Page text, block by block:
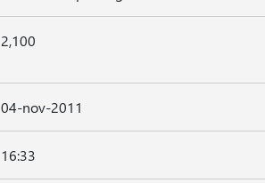
2,100
04-nov-2011
16:33